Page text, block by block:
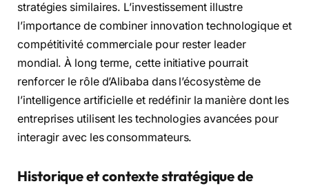
stratégies similaires. L’investissement illustre
l’importance de combiner innovation technologique et
compétitivité commerciale pour rester leader
mondial. À long terme, cette initiative pourrait
renforcer le rôle d’Alibaba dans l’écosystème de
l’intelligence artificielle et redéfinir la manière dont les
entreprises utilisent les technologies avancées pour
interagir avec les consommateurs.
Historique et contexte stratégique de